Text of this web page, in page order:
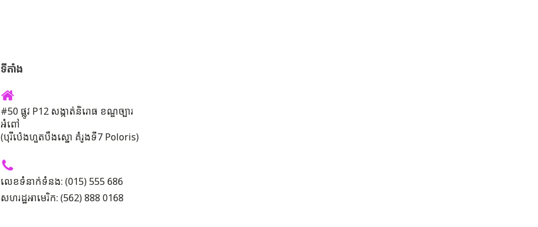
ទីតាំង
#50 ផ្លូវ P12 សង្កាត់និរោធ ខណ្ឌច្បារ
អំពៅ
(បុរីប៉េងហួតបឹងស្នោ គំរូងទី7 Poloris)
លេខទំនាក់ទំនង: (015) 555 686
សហរដ្ឋអាមេរិក: (562) 888 0168